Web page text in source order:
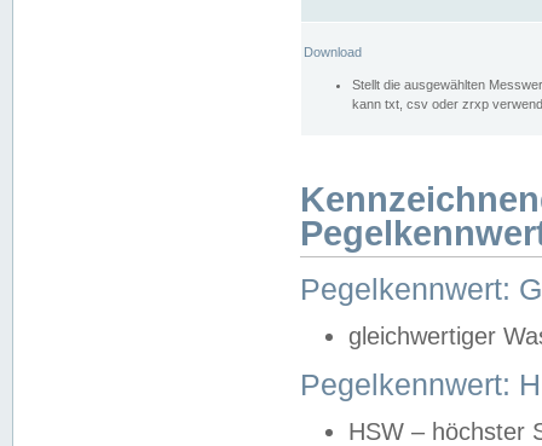
Download
Stellt die ausgewählten
kann txt, csv oder zrxp
Pegelkennwert:
gleichwertiger
Pegelkennwert:
HSW – höchster